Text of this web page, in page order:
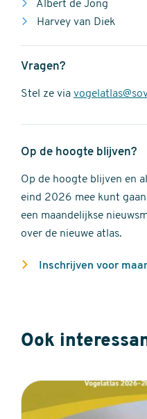
Albert de Jong
Harvey van Diek
Vragen?
Stel ze via
Op de hoogte blijven?
Op de hoogte blijven en
eind 2026 mee kunt
een maandelijkse
over de nieuwe atlas.
Inschrijven voor
Ook